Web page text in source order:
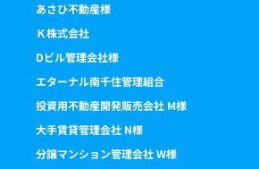
あさひ不動産様
Ｋ株式会社
Dビル管理会社様
エターナル南千住管理組合
投資用不動産開発販売会社 M様
大手賃貸管理会社 N様
分譲マンション管理会社 W様